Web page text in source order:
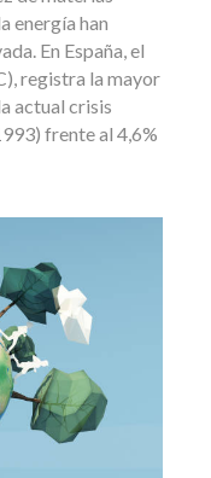
energía han
En España, el
registra la mayor
actual crisis
frente al 4,6%